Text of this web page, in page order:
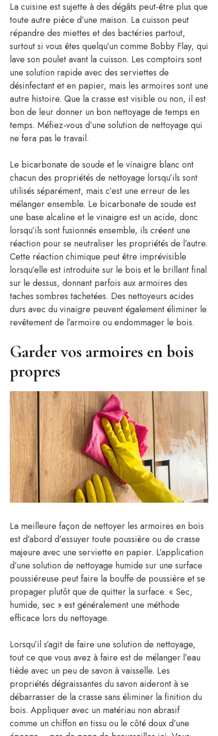
La cuisine est sujette à des dégâts peut-être plus que
toute autre pièce d’une maison. La cuisson peut
répandre des miettes et des bactéries partout,
surtout si vous êtes quelqu’un comme Bobby Flay, qui
lave son poulet avant la cuisson. Les comptoirs sont
une solution rapide avec des serviettes de
désinfectant et en papier, mais les armoires sont une
autre histoire. Que la crasse est visible ou non, il est
bon de leur donner un bon nettoyage de temps en
temps. Méfiez-vous d’une solution de nettoyage qui
ne fera pas le travail.
Le bicarbonate de soude et le vinaigre blanc ont
chacun des propriétés de nettoyage lorsqu’ils sont
utilisés séparément, mais c’est une erreur de les
mélanger ensemble. Le bicarbonate de soude est
une base alcaline et le vinaigre est un acide, donc
lorsqu’ils sont fusionnés ensemble, ils créent une
réaction pour se neutraliser les propriétés de l’autre.
Cette réaction chimique peut être imprévisible
lorsqu’elle est introduite sur le bois et le brillant final
sur le dessus, donnant parfois aux armoires des
taches sombres tachetées. Des nettoyeurs acides
durs avec du vinaigre peuvent également éliminer le
revêtement de l’armoire ou endommager le bois.
Garder vos armoires en bois
propres
La meilleure façon de nettoyer les armoires en bois
est d’abord d’essuyer toute poussière ou de crasse
majeure avec une serviette en papier. L’application
d’une solution de nettoyage humide sur une surface
poussiéreuse peut faire la bouffe de poussière et se
propager plutôt que de quitter la surface. « Sec,
humide, sec » est généralement une méthode
efficace lors du nettoyage.
Lorsqu’il s’agit de faire une solution de nettoyage,
tout ce que vous avez à faire est de mélanger l’eau
tiède avec un peu de savon à vaisselle. Les
propriétés dégraissantes du savon aideront à se
débarrasser de la crasse sans éliminer la finition du
bois. Appliquer avec un matériau non abrasif
comme un chiffon en tissu ou le côté doux d’une